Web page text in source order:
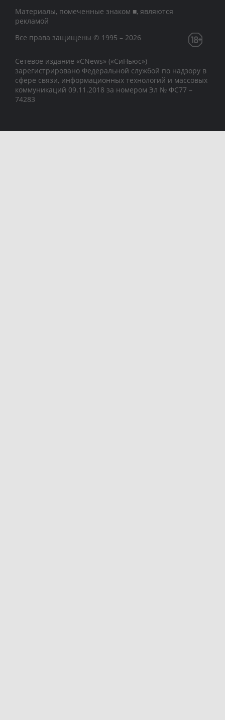
Материалы, помеченные знаком ■, являются
рекламой
Все права защищены © 1995 – 2026
Сетевое издание «CNews» («СиНьюс»)
зарегистрировано Федеральной службой по надзору в
сфере связи, информационных технологий и массовых
коммуникаций 09.11.2018 за номером Эл № ФС77 –
74283